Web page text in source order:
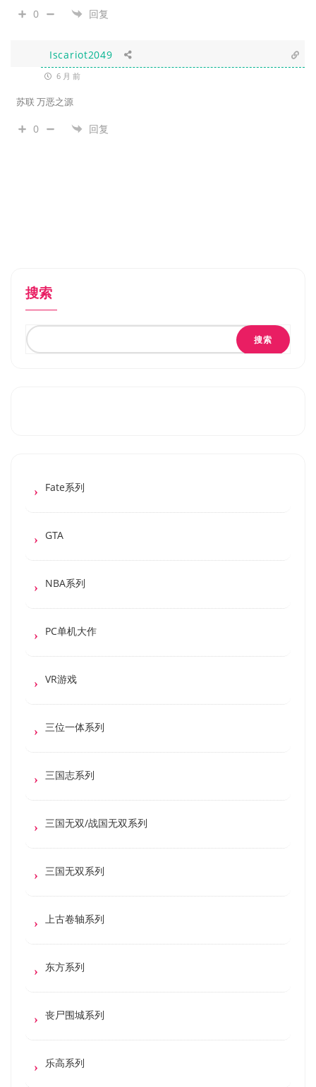
0 回复
Iscariot2049
6 月 前
苏联 万恶之源
0 回复
搜索
搜索
Fate系列
GTA
NBA系列
PC单机大作
VR游戏
三位一体系列
三国志系列
三国无双/战国无双系列
三国无双系列
上古卷轴系列
东方系列
丧尸围城系列
乐高系列